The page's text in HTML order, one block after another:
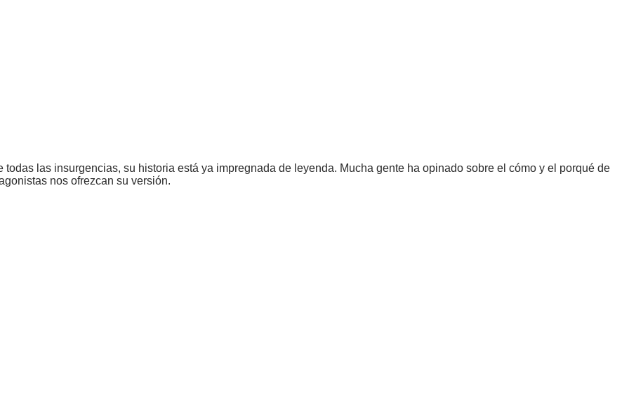
las insurgencias, su historia está ya impregnada de leyenda. Mucha gente ha opinado sobre el cómo y el porqué de
nos ofrezcan su versión.